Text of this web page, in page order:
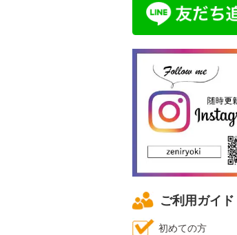
ご利用ガイド
初めての方